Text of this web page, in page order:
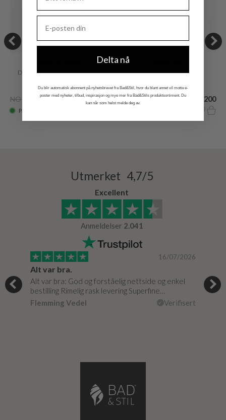
Dusjskrape, børstet rustfritt stål
NOK 1.065 NOK 530
På lager
Enkel krok Krom
NOK 415 NOK 200
Utmerket 4,7/5
Excellent
Anmeldelser 2.041
16/07/2026
Alt var bra.
Alt var bra: God og forståelig nettside og enkel
bestilling Rimelig rask levering Superfine…
Flemming Vedel
Verifisert
Jeg
fikk
Delta nå
Du blir automatisk abonnent på nyhetsbrevet fra Bad&Stil, hvor du blant annet vil motta e-
poster med nyheter, tilbud, inspirasjon og mye mer fra Bad&Stils produktsortiment. Du
kan når som helst melde deg av.